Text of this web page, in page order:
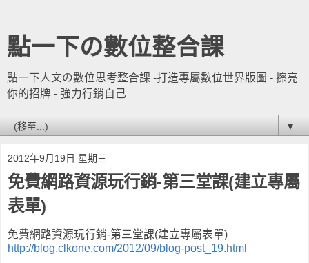
點一下の數位整合課
點一下人文の數位思考整合課 -打造專屬數位世界版圖 - 擦亮
你的招牌 - 強力行銷自己
▼
2012年9月19日 星期三
免費網路資源玩行銷-第三堂課(建立專屬
表單)
免費網路資源玩行銷-第三堂課(建立專屬表單)
http://blog.clkone.com/2012/09/blog-post_19.html